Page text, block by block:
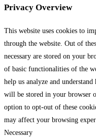
Privacy Overview
This website uses cookies to
through the website. Out of
necessary are stored on your
of basic functionalities of the
help us analyze and
will be stored in your browser
option to opt-out of these
may affect your browsing
Necessary